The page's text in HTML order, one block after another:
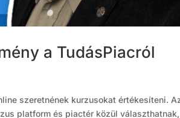
a TudásPiacról
szeretnének kurzusokat értékesíteni.
platform és piactér közül